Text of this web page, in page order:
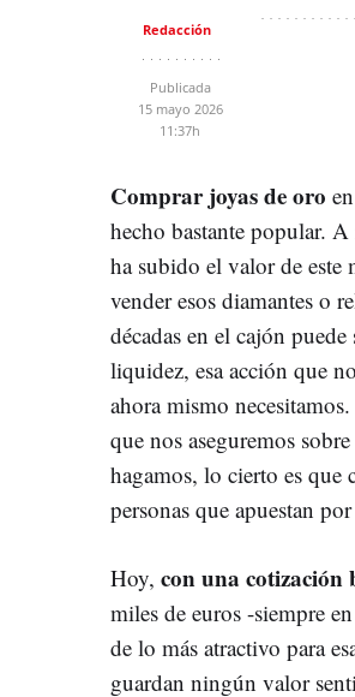
Redacción
Publicada
15 mayo 2026
11:37h
Comprar joyas de oro
hecho bastante popular.
ha subido el valor de este
vender esos diamantes o
décadas en el cajón
liquidez, esa acción que
ahora mismo
que nos aseguremos
hagamos, lo cierto es que
personas que apuestan
Hoy, con una cotización
miles de euros -siempre
de lo más atractivo para
guardan ningún valor